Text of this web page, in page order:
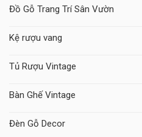
Đồ Gỗ Trang Trí Sân Vườn
Kệ rượu vang
Tủ Rượu Vintage
Bàn Ghế Vintage
Đèn Gỗ Decor